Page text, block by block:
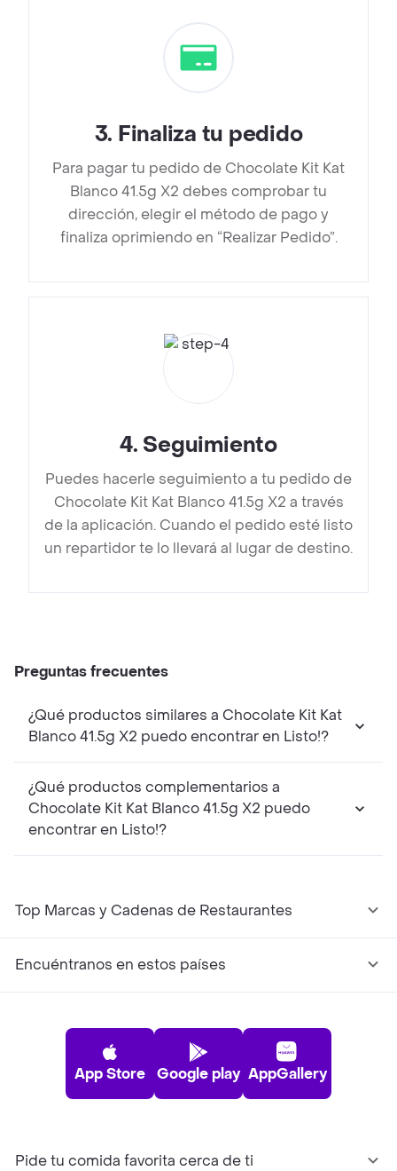
3. Finaliza tu pedido
Para pagar tu pedido de Chocolate Kit Kat
Blanco 41.5g X2 debes comprobar tu
dirección, elegir el método de pago y
finaliza oprimiendo en “Realizar Pedido”.
4. Seguimiento
Puedes hacerle seguimiento a tu pedido de
Chocolate Kit Kat Blanco 41.5g X2 a través
de la aplicación. Cuando el pedido esté listo
un repartidor te lo llevará al lugar de destino.
Preguntas frecuentes
¿Qué productos similares a Chocolate Kit Kat
Blanco 41.5g X2 puedo encontrar en Listo!?
¿Qué productos complementarios a
Chocolate Kit Kat Blanco 41.5g X2 puedo
encontrar en Listo!?
Top Marcas y Cadenas de Restaurantes
Encuéntranos en estos países
App Store Google play AppGallery
Pide tu comida favorita cerca de ti